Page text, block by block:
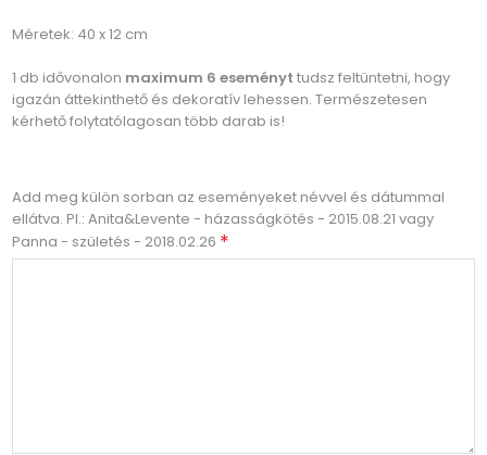
Méretek: 40 x 12 cm
1 db idővonalon maximum 6 eseményt tudsz feltüntetni, hogy
igazán áttekinthető és dekoratív lehessen. Természetesen
kérhető folytatólagosan több darab is!
Add meg külön sorban az eseményeket névvel és dátummal
ellátva. Pl.: Anita&Levente - házasságkötés - 2015.08.21 vagy
Panna - születés - 2018.02.26 *